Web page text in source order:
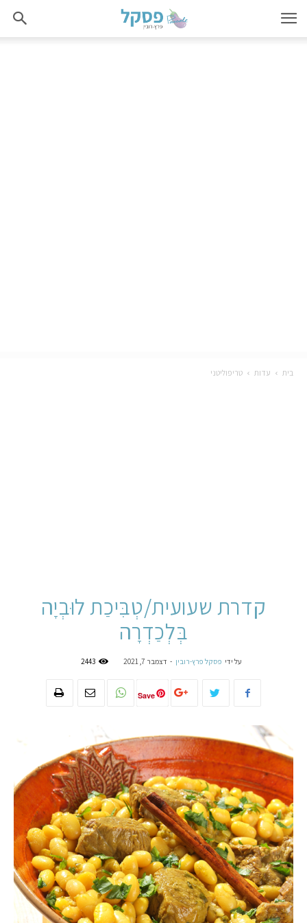
בית עדות טריפוליטני
קדרת שעועית/טְבִּיכַת לוּבְיָה
בְּלְכַדְרָה
על ידי פסקל פרץ-רובין - דצמבר 7, 2021 2443
Save